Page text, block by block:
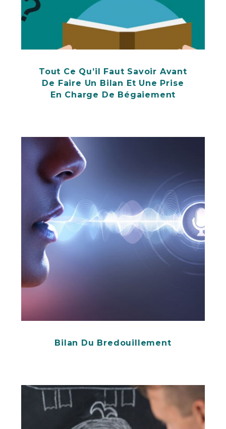
Tout Ce Qu’il Faut Savoir Avant
De Faire Un Bilan Et Une Prise
En Charge De Bégaiement
Bilan Du Bredouillement